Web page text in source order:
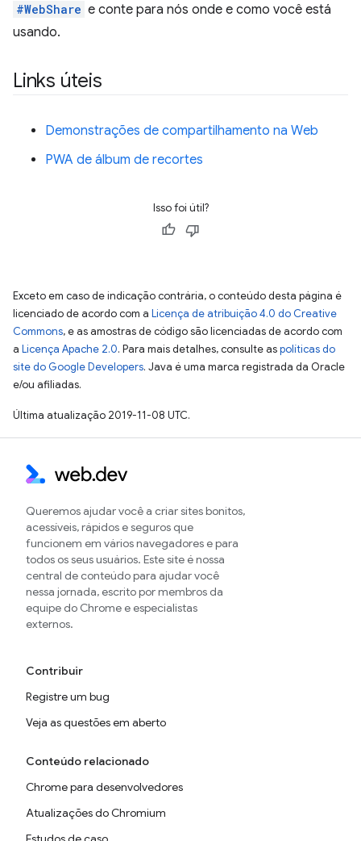
#WebShare e conte para nós onde e como você está
usando.
Links úteis
Demonstrações de compartilhamento na Web
PWA de álbum de recortes
Isso foi útil?
Exceto em caso de indicação contrária, o conteúdo desta página é
licenciado de acordo com a Licença de atribuição 4.0 do Creative
Commons, e as amostras de código são licenciadas de acordo com
a Licença Apache 2.0. Para mais detalhes, consulte aspolíticas do
site do Google Developers. Java é uma marca registrada da Oracle
e/ou afiliadas.
Última atualização 2019-11-08 UTC.
Queremos ajudar você a criar sites bonitos,
acessíveis, rápidos e seguros que
funcionem em vários navegadores e para
todos os seus usuários. Este site é nossa
central de conteúdo para ajudar você
nessa jornada, escrito por membros da
equipe do Chrome e especialistas
externos.
Contribuir
Registre um bug
Veja as questões em aberto
Conteúdo relacionado
Chrome para desenvolvedores
Atualizações do Chromium